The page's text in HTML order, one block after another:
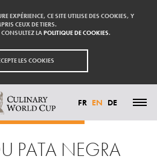
EXPÉRIENCE, CE SITE UTILISE DES COOKIES, Y
CEUX DE TIERS.
LAPOLITIQUE DE COOKIES.
LES COOKIES
FR EN DE
DU PATA NEGRA
PATA NEGRA